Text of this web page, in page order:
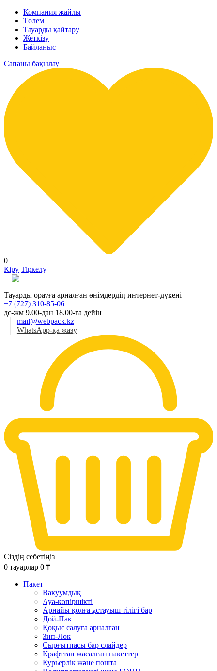
Компания жайлы
Төлем
Тауарды қайтару
Жеткізу
Байланыс
Сапаны бақылау
0
Кіру Тіркелу
Тауарды орауға арналған өнімдердің интернет-дүкені
+7 (727) 310-85-06
дс-жм 9.00-дан 18.00-ға дейін
mail@webpack.kz
WhatsApp-қа жазу
Сіздің себетіңіз
0 тауарлар 0 ₸
Пакет
Вакуумдық
Ауа-көпіршікті
Арнайы қолға ұстауыш тілігі бар
Дой-Пак
Қоқыс салуға арналған
Зип-Лок
Сырғытпасы бар слайдер
Крафттан жасалған пакеттер
Курьерлік және пошта